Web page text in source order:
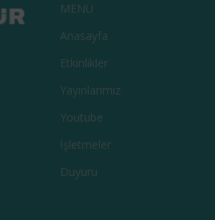
MENÜ
Anasayfa
Etkinlikler
Yayınlarımız
Youtube
İşletmeler
Duyuru